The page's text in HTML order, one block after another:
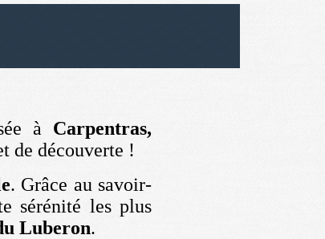
à Carpentras,
de découverte !
. Grâce au savoir-
sérénité les plus
Luberon.